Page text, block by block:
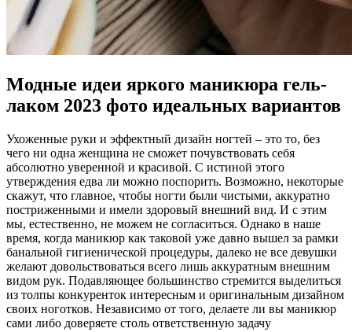
Модные идеи яркого маникюра гель-
лаком 2023 фото идеальных вариантов
Ухоженные руки и эффектный дизайн ногтей – это то, без
чего ни одна женщина не сможет почувствовать себя
абсолютно уверенной и красивой. С истиной этого
утверждения едва ли можно поспорить. Возможно, некоторые
скажут, что главное, чтобы ногти были чистыми, аккуратно
постриженными и имели здоровый внешний вид. И с этим
мы, естественно, не можем не согласиться. Однако в наше
время, когда маникюр как таковой уже давно вышел за рамки
банальной гигиенической процедуры, далеко не все девушки
желают довольствоваться всего лишь аккуратным внешним
видом рук. Подавляющее большинство стремится выделиться
из толпы конкуренток интересным и оригинальным дизайном
своих ноготков. Независимо от того, делаете ли вы маникюр
сами либо доверяете столь ответственную задачу